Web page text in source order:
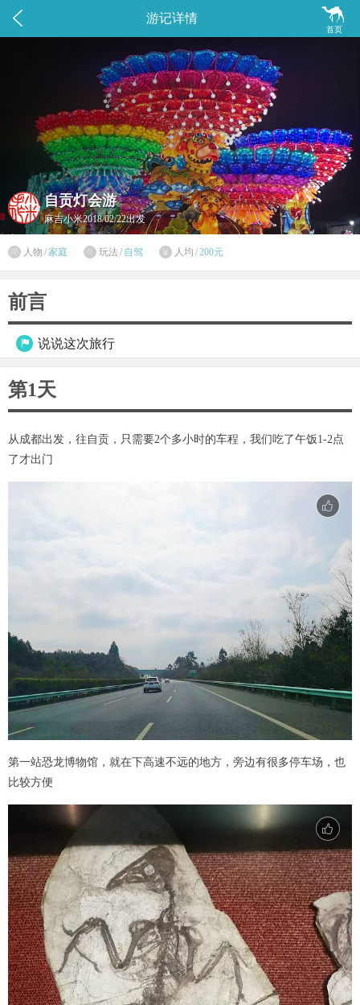
 
首页
游记详情
自贡灯会游
麻吉小米2018/02/22出发
 人物 /家庭  玩法 / 自驾  人均 /200元
前言
 说说这次旅行
第1天
从成都出发，往自贡，只需要2个多小时的车程，我们吃了午饭1-2点
了才出门
第一站恐龙博物馆，就在下高速不远的地方，旁边有很多停车场，也
比较方便